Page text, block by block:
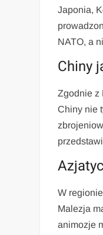
Japonia,
NATO, a
Chiny
Zgodnie z
Chiny nie
W
Malezja
animozje